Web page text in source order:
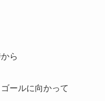
ら
ールに向かって